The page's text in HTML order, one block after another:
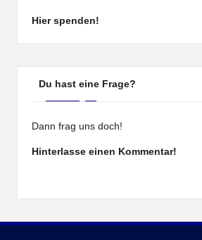
Hier spenden!
Du hast eine Frage?
Dann frag uns doch!
Hinterlasse einen Kommentar!